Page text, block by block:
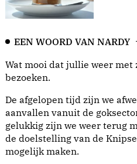
EEN WOORD VAN NARDY
Wat mooi dat jullie weer
bezoeken.
De afgelopen tijd zijn we
aanvallen vanuit de
gelukkig zijn we weer terug
de doelstelling van de
mogelijk maken.